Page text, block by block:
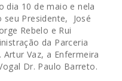
dia 10 de maio e nela
seu Presidente, José
Rebelo e Rui
da Parceria
Vaz, a Enfermeira
Dr. Paulo Barreto.